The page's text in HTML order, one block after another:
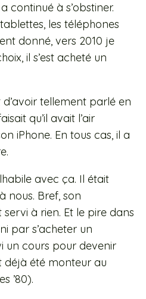
continué à s’obstiner.
les téléphones
donné, vers 2010 je
il s’est acheté un
d’avoir tellement parlé en
qu’il avait l’air
iPhone. En tous cas, il a
avec ça. Il était
nous. Bref, son
à rien. Et le pire dans
par s’acheter un
un cours pour devenir
déjà été monteur au
’80).